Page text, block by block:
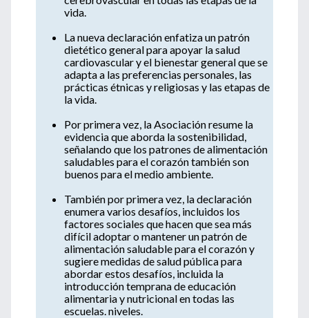
vida.
La nueva declaración enfatiza un patrón
dietético general para apoyar la salud
cardiovascular y el bienestar general que se
adapta a las preferencias personales, las
prácticas étnicas y religiosas y las etapas de
la vida.
Por primera vez, la Asociación resume la
evidencia que aborda la sostenibilidad,
señalando que los patrones de alimentación
saludables para el corazón también son
buenos para el medio ambiente.
También por primera vez, la declaración
enumera varios desafíos, incluidos los
factores sociales que hacen que sea más
difícil adoptar o mantener un patrón de
alimentación saludable para el corazón y
sugiere medidas de salud pública para
abordar estos desafíos, incluida la
introducción temprana de educación
alimentaria y nutricional en todas las
escuelas. niveles.